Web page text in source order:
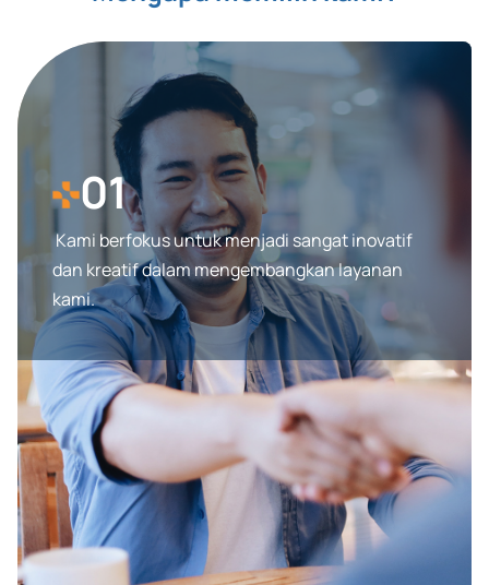
terus berubah.
01
Kami berfokus untuk menjadi sangat inovatif
dan kreatif dalam mengembangkan layanan
kami.